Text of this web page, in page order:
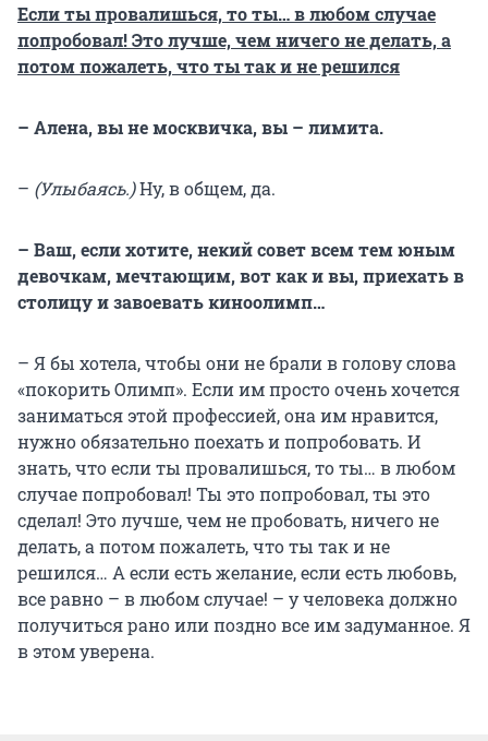
Если ты провалишься, то ты… в любом случае
попробовал! Это лучше, чем ничего не делать, а
потом пожалеть, что ты так и не решился
– Алена, вы не москвичка, вы – лимита.
– (Улыбаясь.)Ну, в общем, да.
– Ваш, если хотите, некий совет всем тем юным
девочкам, мечтающим, вот как и вы, приехать в
столицу и завоевать киноолимп…
– Я бы хотела, чтобы они не брали в голову слова
«покорить Олимп». Если им просто очень хочется
заниматься этой профессией, она им нравится,
нужно обязательно поехать и попробовать. И
знать, что если ты провалишься, то ты… в любом
случае попробовал! Ты это попробовал, ты это
сделал! Это лучше, чем не пробовать, ничего не
делать, а потом пожалеть, что ты так и не
решился… А если есть желание, если есть любовь,
все равно – в любом случае! – у человека должно
получиться рано или поздно все им задуманное. Я
в этом уверена.